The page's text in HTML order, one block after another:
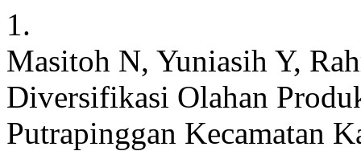
1.
Masitoh N, Yuniasih Y,
Diversifikasi Olahan
Putrapinggan Kecamatan